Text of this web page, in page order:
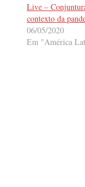
Live –
contexto da
06/05/2020
Em "América